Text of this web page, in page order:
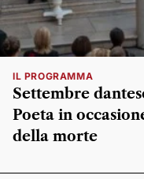
IL PROGRAMMA
Settembre
Poeta in
della morte